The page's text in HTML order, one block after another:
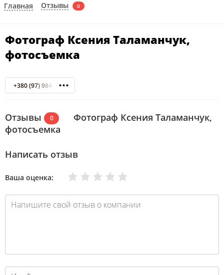
Главная Отзывы 0
Фотограф Ксения Таламанчук,
фотосъемка
+380 (97) 984-66-13
Отзывы 0
Фотограф Ксения Таламанчук,
фотосъемка
Написать отзыв
Ваша оценка: Отлично
Хорошо
Нормально
Плохо
Очень плохо